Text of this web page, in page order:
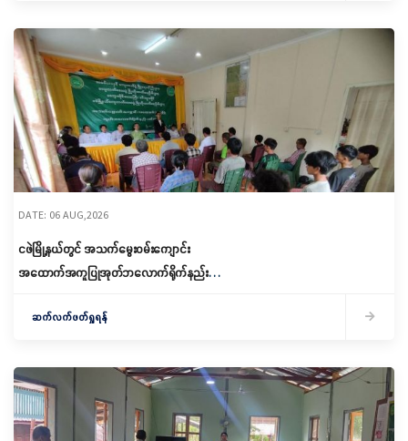
DATE: 06 AUG,2026
ငဖဲမြို့နယ်တွင် အသက်မွေးဝမ်းကျောင်း
အထောက်အကူပြုအုတ်ဘလောက်ရိုက်နည်း
ဆက်လက်ဖတ်ရှုရန်